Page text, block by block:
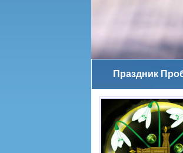
Праздник